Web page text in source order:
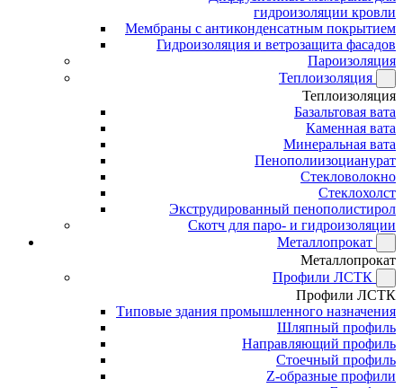
гидроизоляции кровли
Мембраны с антиконденсатным покрытием
Гидроизоляция и ветрозащита фасадов
Пароизоляция
Теплоизоляция
Теплоизоляция
Базальтовая вата
Каменная вата
Минеральная вата
Пенополиизоцианурат
Стекловолокно
Стеклохолст
Экструдированный пенополистирол
Скотч для паро- и гидроизоляции
Металлопрокат
Металлопрокат
Профили ЛСТК
Профили ЛСТК
Типовые здания промышленного назначения
Шляпный профиль
Направляющий профиль
Стоечный профиль
Z-образные профили